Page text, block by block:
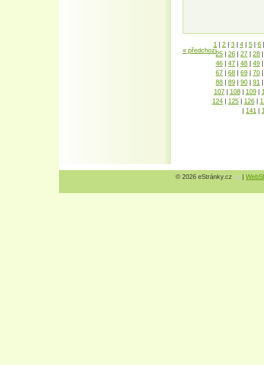
« předchozí
1 | 2 | 3 | 4 | 5 | 6 |
25 | 26 | 27 | 28 |
46 | 47 | 48 | 49 |
67 | 68 | 69 | 70 |
88 | 89 | 90 | 91 |
107 | 108 | 109 |
124 | 125 | 126 |
| 141 |
© 2026 eStránky.cz |